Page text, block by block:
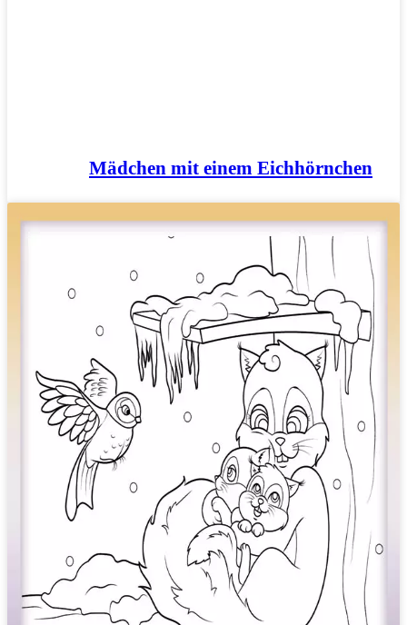
Mädchen mit einem Eichhörnchen